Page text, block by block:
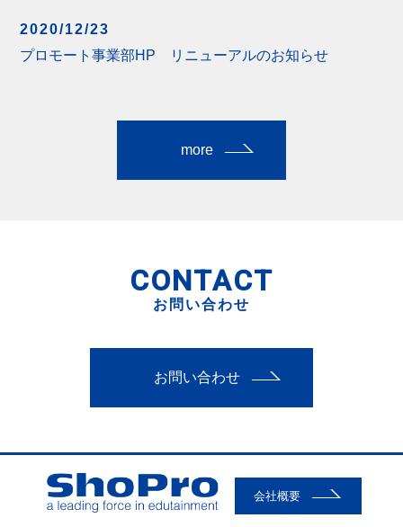
2020/12/23
プロモート事業部HP リニューアルのお知らせ
more
CONTACT
お問い合わせ
お問い合わせ
会社概要